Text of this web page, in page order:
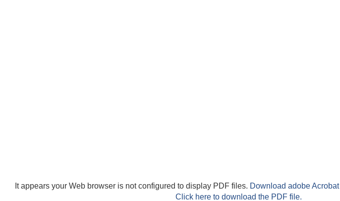
It appears your Web browser is not configured to display PDF files. Download adobe Acrobat
Click here to download the PDF file.